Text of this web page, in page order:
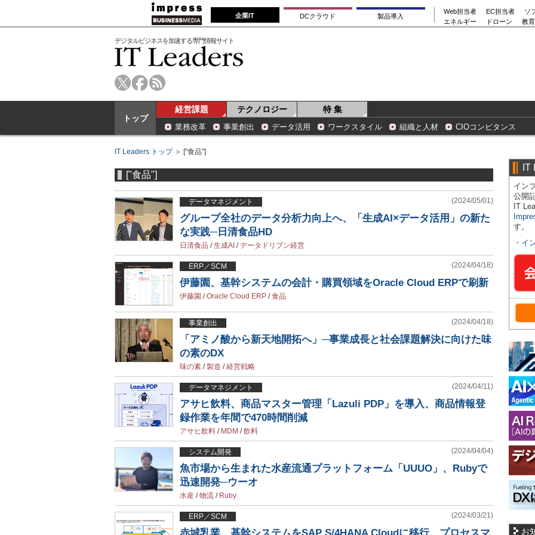
企業IT DCクラウド 製品導入
Web担当者 EC担当者
ソ
エネルギー
ドローン 教
デジタルビジネスを加速する専門情報サイト
トップ
経営課題 テクノロジー 特 集
業務改革 事業創出 データ活用 ワークスタイル 組織と人材 CIOコンピタンス
IT Leaders トップ＞ ["食品"]
["食品"]
データマネジメント (2024/05/01)
グループ全社のデータ分析力向上へ、「生成AI×データ活用」の新た
な実践─日清食品HD
日清食品 /生成AI /データドリブン経営
ERP／SCM (2024/04/18)
伊藤園、基幹システムの会計・購買領域をOracle Cloud ERPで刷新
伊藤園 /Oracle Cloud ERP /食品
事業創出 (2024/04/18)
「アミノ酸から新天地開拓へ」─事業成長と社会課題解決に向けた味
の素のDX
味の素 /製造 /経営戦略
データマネジメント (2024/04/11)
アサヒ飲料、商品マスター管理「Lazuli PDP」を導入、商品情報登
録作業を年間で470時間削減
アサヒ飲料 / MDM /飲料
システム開発 (2024/04/04)
魚市場から生まれた水産流通プラットフォーム「UUUO」、Rubyで
迅速開発─ウーオ
水産 /物流 / Ruby
ERP／SCM (2024/03/21)
IT
イン
公開
IT
す。
・ イ
お